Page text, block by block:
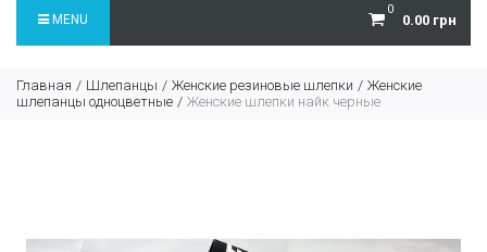
0
0.00 грн
MENU
Главная Шлепанцы Женские резиновые шлепки
Женские
шлепанцы одноцветные
Женские шлепки найк черные